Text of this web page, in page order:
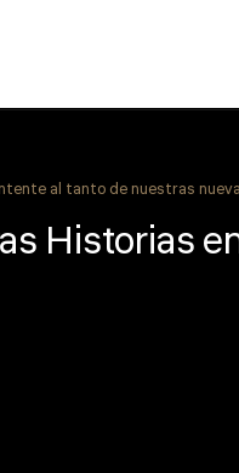
al tanto de nuestras
Historias